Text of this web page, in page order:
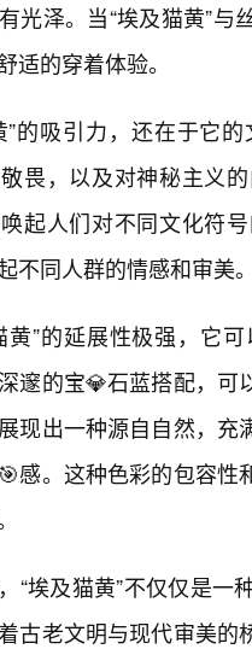
光泽。当“埃及猫黄”
适的穿着体验。
”的吸引力，还在于它
畏，以及对神秘主义
起人们对不同文化符
不同人群的情感和审美
黄”的延展性极强，它
邃的宝💎石蓝搭配，
现出一种源自自然，
感。这种色彩的包容
“埃及猫黄”不仅仅是
古老文明与现代审美